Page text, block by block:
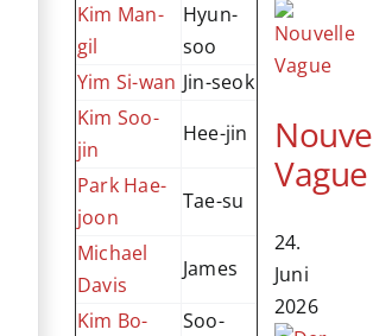
Kim Man-
gil
Hyun-
soo
Yim Si-wan Jin-seok
Kim Soo-
jin
Hee-jin
Park Hae-
joon
Tae-su
Michael
Davis
James
Kim Bo-
Soo-
Vague
24.
Juni
2026